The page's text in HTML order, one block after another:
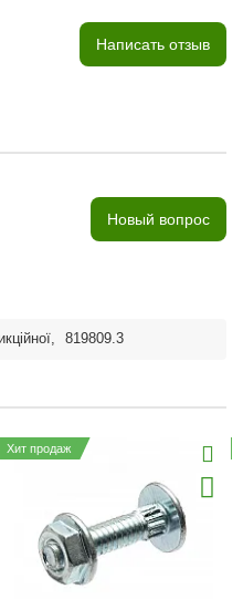
Написать отзыв
Новый вопрос
, 819809.3
Хит продаж